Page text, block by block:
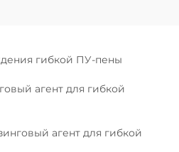
гибкой ПУ-пены
агент для гибкой
агент для гибкой